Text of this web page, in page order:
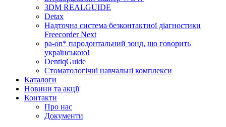
3DM REALGUIDE
Detax
Надточна система безконтактної діагностики
Freecorder Next
pa-on* пародонтальний зонд, що говорить
українською!
DentiqGuide
Стоматологічні навчальні комплекси
Каталоги
Новини та акції
Контакти
Про нас
Документи